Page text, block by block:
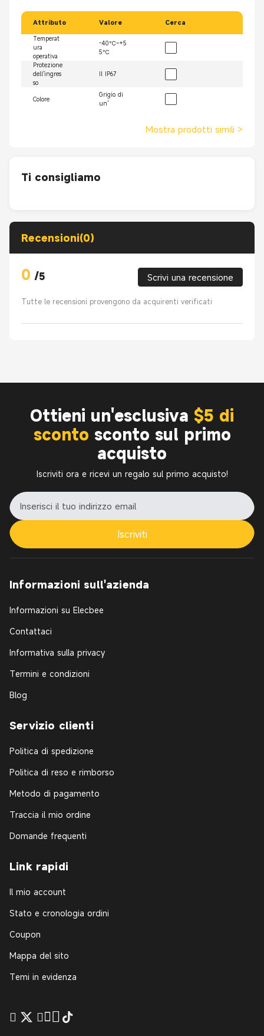
Attributo Valore Cerca
Temperat
ura
operativa
-40℃~+5
5℃
Protezione
dell'ingres
so
Il IP67
Colore
Grigio di
un'
Mostra prodotti simili >
Ti consigliamo
Recensioni(0)
0 /5 Scrivi una recensione
Tutte le recensioni provengono da acquirenti verificati
Ottieni un'esclusiva $5 di
sconto sconto sul primo
acquisto
Iscriviti ora e ricevi un regalo sul primo acquisto!
Iscriviti
Informazioni sull'azienda
Informazioni su Elecbee
Contattaci
Informativa sulla privacy
Termini e condizioni
Blog
Servizio clienti
Politica di spedizione
Politica di reso e rimborso
Metodo di pagamento
Traccia il mio ordine
Domande frequenti
Link rapidi
Il mio account
Stato e cronologia ordini
Coupon
Mappa del sito
Temi in evidenza